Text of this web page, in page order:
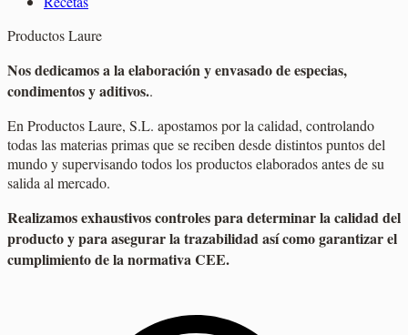
Productos Laure
Nos dedicamos a la elaboración y envasado de especias,
condimentos y aditivos..
En Productos Laure, S.L. apostamos por la calidad, controlando
todas las materias primas que se reciben desde distintos puntos del
mundo y supervisando todos los productos elaborados antes de su
salida al mercado.
Realizamos exhaustivos controles para determinar la calidad del
producto y para asegurar la trazabilidad así como garantizar el
cumplimiento de la normativa CEE.